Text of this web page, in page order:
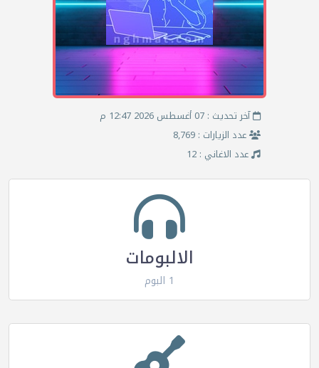
آخر تحديث : 07 أغسطس 2026 12:47 م
عدد الزيارات : 8,769
عدد الاغاني : 12
الالبومات
1 البوم